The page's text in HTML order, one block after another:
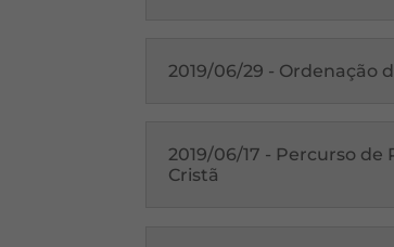
2019/06/29 - Ordenação
2019/06/17 - Percurso
Cristã